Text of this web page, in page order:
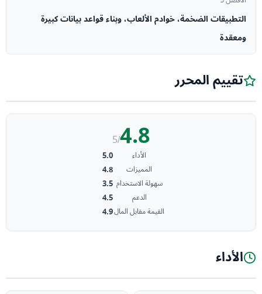
التطبيقات الضخمة، خوادم الألعاب، وبناء قواعد بيانات كبيرة
ومعقدة
تقييم المحرر
4.8
/5
الأداء 5.0
المميزات 4.8
سهولة الاستخدام 3.5
الدعم 4.5
القيمة مقابل المال4.9
الأداء